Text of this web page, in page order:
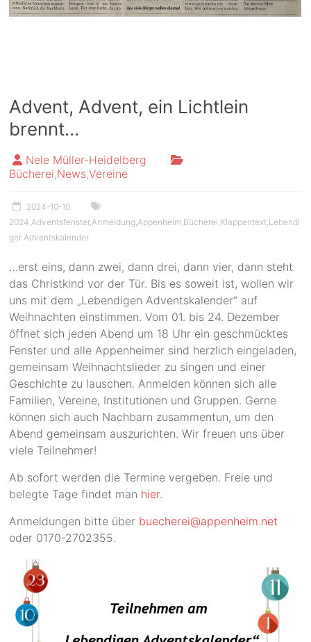
Advent, Advent, ein Lichtlein
brennt…
Nele Müller-Heidelberg
Bücherei,News,Vereine
2024-10-10
2024 Adventsfenster, Anmeldung Appenheim Bücherei Klappentext Lebendi
ger Adventskalender
…erst eins, dann zwei, dann drei, dann vier, dann steht
das Christkind vor der Tür. Bis es soweit ist, wollen wir
uns mit dem „Lebendigen Adventskalender“ auf
Weihnachten einstimmen. Vom 01. bis 24. Dezember
öffnet sich jeden Abend um 18 Uhr ein geschmücktes
Fenster und alle Appenheimer sind herzlich eingeladen,
gemeinsam Weihnachtslieder zu singen und einer
Geschichte zu lauschen. Anmelden können sich alle
Familien, Vereine, Institutionen und Gruppen. Gerne
können sich auch Nachbarn zusammentun, um den
Abend gemeinsam auszurichten. Wir freuen uns über
viele Teilnehmer!
Ab sofort werden die Termine vergeben. Freie und
belegte Tage findet man hier.
Anmeldungen bitte über buecherei@appenheim.net
oder 0170-2702355.